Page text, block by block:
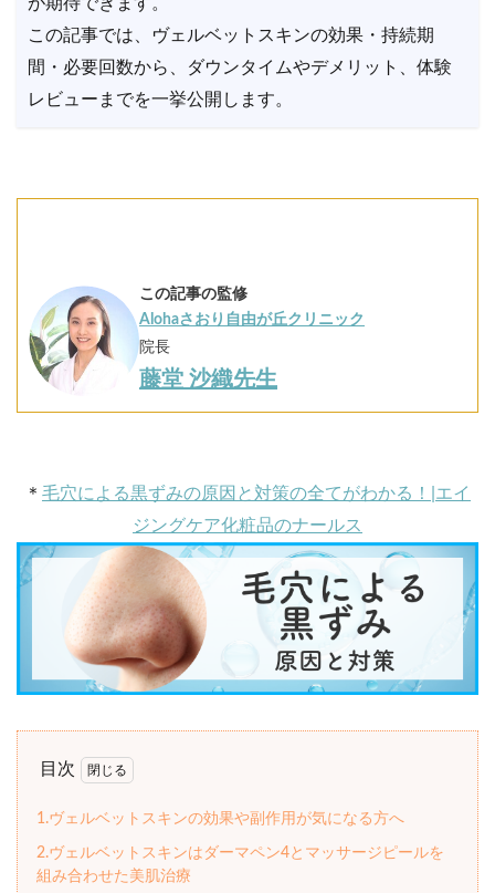
この記事では、ヴェルベットスキンの効果・持続期
間・必要回数から、ダウンタイムやデメリット、体験
レビューまでを一挙公開します。
この記事の監修
Alohaさおり自由が丘クリニック
院長
藤堂 沙織先生
＊ 毛穴による黒ずみの原因と対策の全てがわかる！|エイ
ジングケア化粧品のナールス
目次
1.ヴェルベットスキンの効果や副作用が気になる方へ
2.ヴェルベットスキンはダーマペン4とマッサージピールを
組み合わせた美肌治療